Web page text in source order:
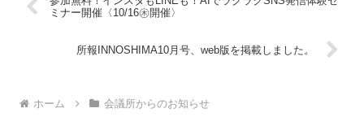
ミナー開催〈10/16㊍開催〉
所報INNOSHIMA10月号、web版を掲載しました。
ホーム 会議所からのお知らせ